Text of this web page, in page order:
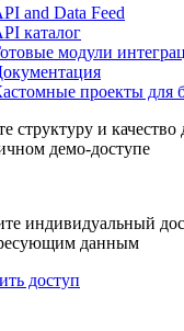
глобальную
доступ
and Data Feed
модули
демо-доступе